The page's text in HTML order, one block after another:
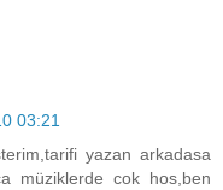
03:21
yazan arkadasa
müziklerde cok hos,ben